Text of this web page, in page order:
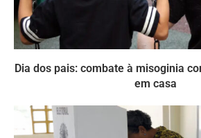
Dia dos pais: combate à misoginia
em casa